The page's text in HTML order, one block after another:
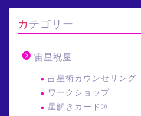
カテゴリー
宙星祝屋
占星術カウンセリング
ワークショップ
星解きカード®